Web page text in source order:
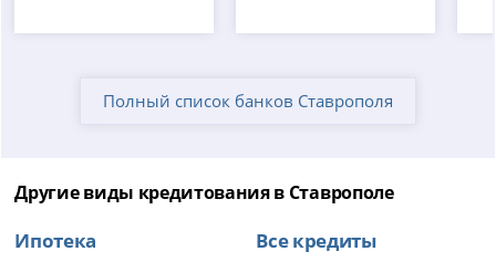
Полный список банков Ставрополя
Другие виды кредитования в Ставрополе
Ипотека
Все кредиты